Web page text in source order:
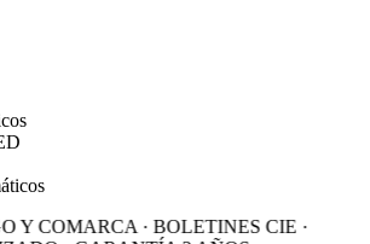
Y COMARCA · BOLETINES CIE ·